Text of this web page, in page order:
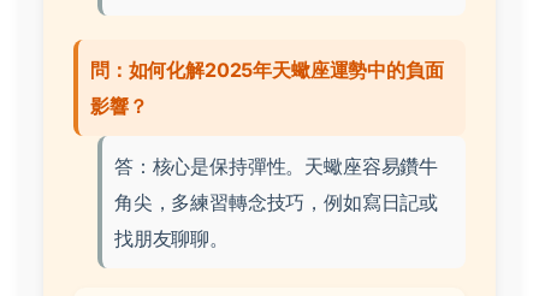
問：如何化解2025年天蠍座運勢中的負面
影響？
答：核心是保持彈性。天蠍座容易鑽牛
角尖，多練習轉念技巧，例如寫日記或
找朋友聊聊。